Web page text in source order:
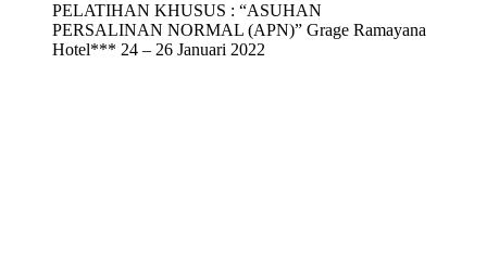
PELATIHAN KHUSUS : “ASUHAN
PERSALINAN NORMAL (APN)” Grage Ramayana
Hotel*** 24 – 26 Januari 2022